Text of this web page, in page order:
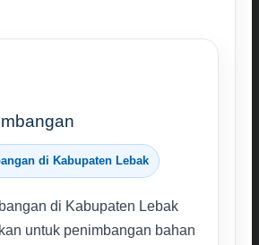
di Kabupaten Lebak
di Kabupaten Lebak
untuk penimbangan bahan